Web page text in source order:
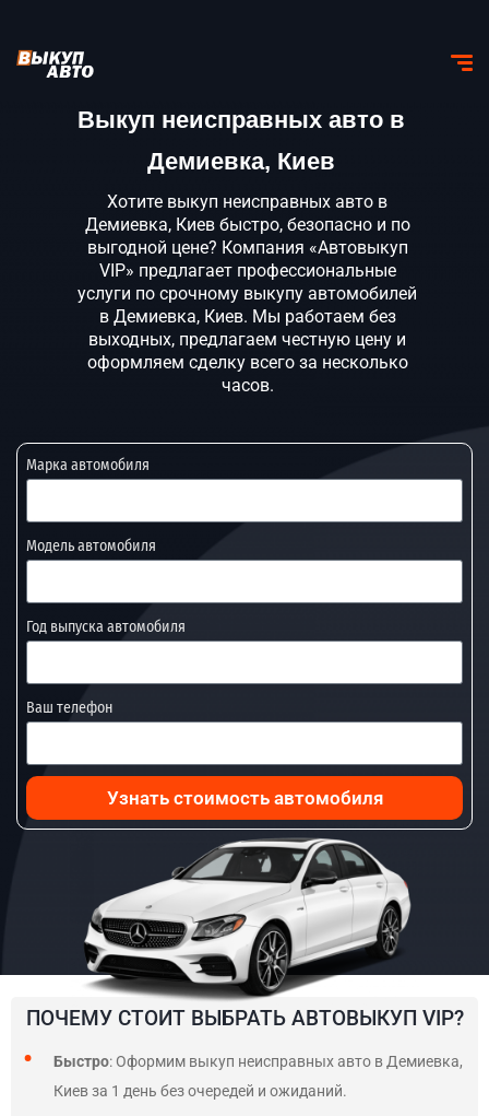
Выкуп неисправных авто в
Демиевка, Киев
Хотите выкуп неисправных авто в
Демиевка, Киев быстро, безопасно и по
выгодной цене? Компания «Автовыкуп
VIP» предлагает профессиональные
услуги по срочному выкупу автомобилей
в Демиевка, Киев. Мы работаем без
выходных, предлагаем честную цену и
оформляем сделку всего за несколько
часов.
Марка автомобиля
Модель автомобиля
Год выпуска автомобиля
Ваш телефон
Узнать стоимость автомобиля
ПОЧЕМУ СТОИТ ВЫБРАТЬ АВТОВЫКУП VIP?
Быстро: Оформим выкуп неисправных авто в Демиевка,
Киев за 1 день без очередей и ожиданий.